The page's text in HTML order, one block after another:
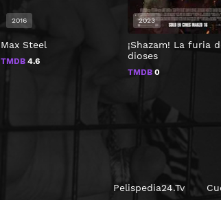
Max Steel
TMDB 4.6
2016
¡Shazam! La furia
dioses
TMDB0
2023
Pelispedia24.Tv